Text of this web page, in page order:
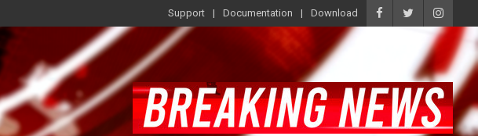
Support Documentation Download